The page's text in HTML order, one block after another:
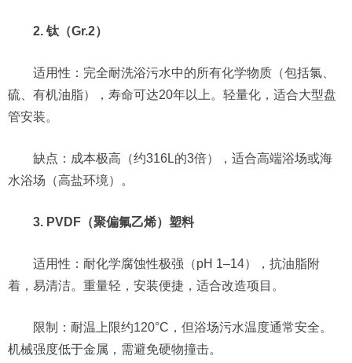
2. 钛（Gr.2）
适用性：完全耐洗浴污水中的所有化学物质（包括氯、
硫、有机油脂），寿命可达20年以上。轻量化，适合大型盘
管安装。
缺点：成本极高（约316L的3倍），适合高端浴场或海
水浴场（高盐环境）。
3. PVDF（聚偏氟乙烯）塑料
适用性：耐化学腐蚀性极强（pH 1–14），抗油脂附
着，易清洁。重量轻，安装便捷，适合改造项目。
限制：耐温上限约120°C，但浴场污水温度通常安全。
机械强度低于金属，需避免硬物撞击。